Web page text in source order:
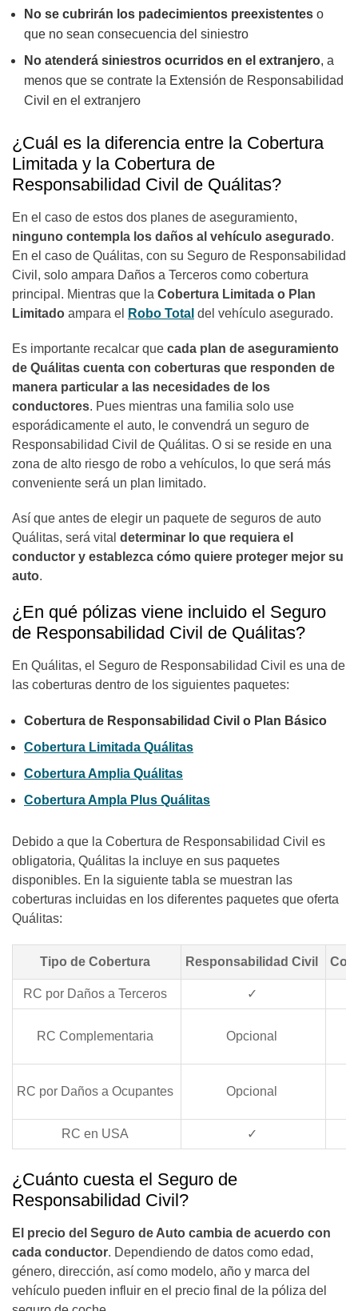
No se cubrirán los padecimientos preexistentes o
que no sean consecuencia del siniestro
No atenderá siniestros ocurridos en el extranjero, a
menos que se contrate la Extensión de Responsabilidad
Civil en el extranjero
¿Cuál es la diferencia entre la Cobertura
Limitada y la Cobertura de
Responsabilidad Civil de Quálitas?
En el caso de estos dos planes de aseguramiento,
ninguno contempla los daños al vehículo asegurado.
En el caso de Quálitas, con su Seguro de Responsabilidad
Civil, solo ampara Daños a Terceros como cobertura
principal. Mientras que la Cobertura Limitada o Plan
Limitado ampara el Robo Total del vehículo asegurado.
Es importante recalcar que cada plan de aseguramiento
de Quálitas cuenta con coberturas que responden de
manera particular a las necesidades de los
conductores. Pues mientras una familia solo use
esporádicamente el auto, le convendrá un seguro de
Responsabilidad Civil de Quálitas. O si se reside en una
zona de alto riesgo de robo a vehículos, lo que será más
conveniente será un plan limitado.
Así que antes de elegir un paquete de seguros de auto
Quálitas, será vital determinar lo que requiera el
conductor y establezca cómo quiere proteger mejor su
auto.
¿En qué pólizas viene incluido el Seguro
de Responsabilidad Civil de Quálitas?
En Quálitas, el Seguro de Responsabilidad Civil es una de
las coberturas dentro de los siguientes paquetes:
Cobertura de Responsabilidad Civil o Plan Básico
Cobertura Limitada Quálitas
Cobertura Amplia Quálitas
Cobertura Ampla Plus Quálitas
Debido a que la Cobertura de Responsabilidad Civil es
obligatoria, Quálitas la incluye en sus paquetes
disponibles. En la siguiente tabla se muestran las
coberturas incluidas en los diferentes paquetes que oferta
Quálitas:
Tipo de Cobertura Responsabilidad Civil
RC por Daños a Terceros ✓
RC Complementaria Opcional
RC por Daños a Ocupantes Opcional
RC en USA ✓
¿Cuánto cuesta el Seguro de
Responsabilidad Civil?
El precio del Seguro de Auto cambia de acuerdo con
cada conductor. Dependiendo de datos como edad,
género, dirección, así como modelo, año y marca del
vehículo pueden influir en el precio final de la póliza del